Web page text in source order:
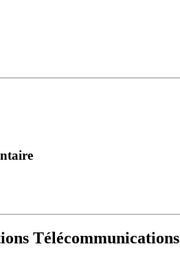
Télécommunications